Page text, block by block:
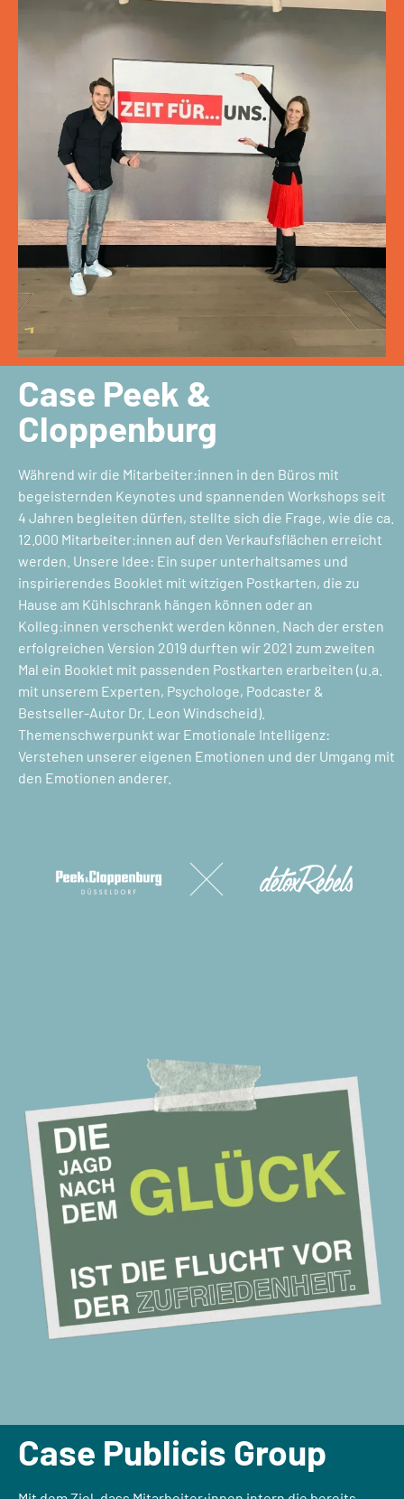
Case Peek &
Cloppenburg
Während wir die Mitarbeiter:innen in den Büros mit
begeisternden Keynotes und spannenden Workshops seit
4 Jahren begleiten dürfen, stellte sich die Frage, wie die ca.
12.000 Mitarbeiter:innen auf den Verkaufsflächen erreicht
werden. Unsere Idee: Ein super unterhaltsames und
inspirierendes Booklet mit witzigen Postkarten, die zu
Hause am Kühlschrank hängen können oder an
Kolleg:innen verschenkt werden können. Nach der ersten
erfolgreichen Version 2019 durften wir 2021 zum zweiten
Mal ein Booklet mit passenden Postkarten erarbeiten (u.a.
mit unserem Experten, Psychologe, Podcaster &
Bestseller-Autor Dr. Leon Windscheid).
Themenschwerpunkt war Emotionale Intelligenz:
Verstehen unserer eigenen Emotionen und der Umgang mit
den Emotionen anderer.
Case Publicis Group